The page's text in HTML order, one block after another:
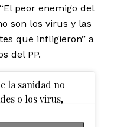
peor enemigo del
son los virus y las
que infligieron” a
del PP.
la sanidad no
o los virus,